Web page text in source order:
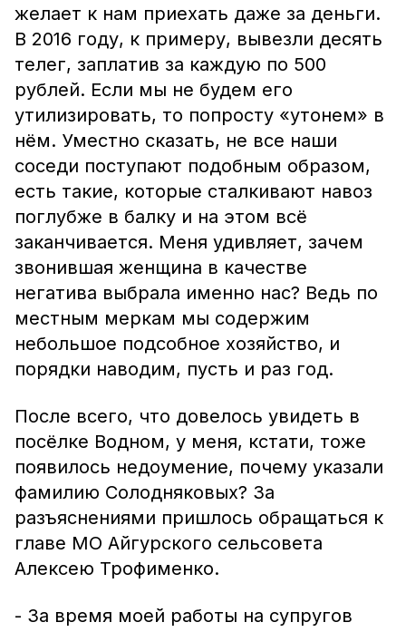
желает к нам приехать даже за деньги.
В 2016 году, к примеру, вывезли десять
телег, заплатив за каждую по 500
рублей. Если мы не будем его
утилизировать, то попросту «утонем» в
нём. Уместно сказать, не все наши
соседи поступают подобным образом,
есть такие, которые сталкивают навоз
поглубже в балку и на этом всё
заканчивается. Меня удивляет, зачем
звонившая женщина в качестве
негатива выбрала именно нас? Ведь по
местным меркам мы содержим
небольшое подсобное хозяйство, и
порядки наводим, пусть и раз год.
После всего, что довелось увидеть в
посёлке Водном, у меня, кстати, тоже
появилось недоумение, почему указали
фамилию Солодняковых? За
разъяснениями пришлось обращаться к
главе МО Айгурского сельсовета
Алексею Трофименко.
- За время моей работы на супругов